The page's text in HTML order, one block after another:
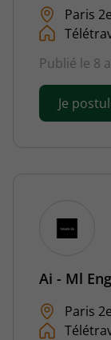
Paris
Publié le 8
Je
Ai - Ml
Paris